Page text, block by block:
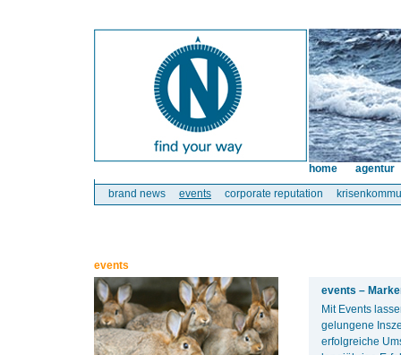
brand news events corporate reputation
home agentur
events
events –
Mit Events
gelungene
erfolgreiche